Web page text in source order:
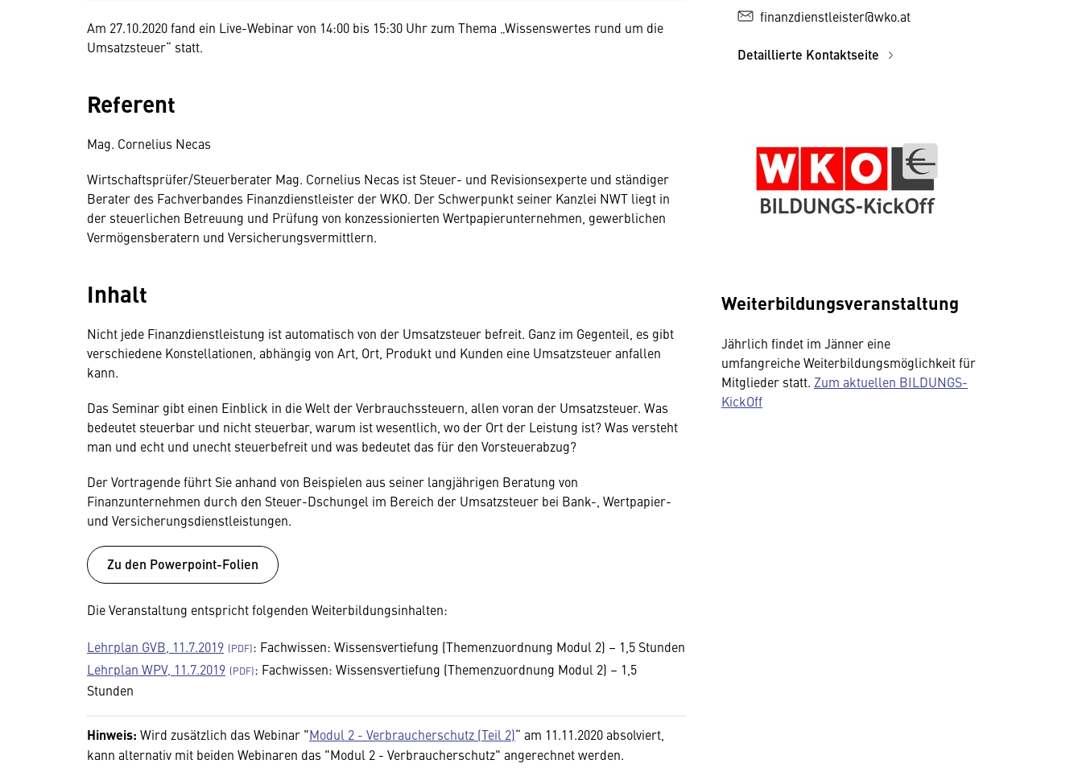
Am 27.10.2020 fand ein Live-Webinar von 14:00 bis 15:30 Uhr zum Thema „Wissenswertes rund um die
Umsatzsteuer“ statt.
Referent
Mag. Cornelius Necas
Wirtschaftsprüfer/Steuerberater Mag. Cornelius Necas ist Steuer- und Revisionsexperte und ständiger
Berater des Fachverbandes Finanzdienstleister der WKO. Der Schwerpunkt seiner Kanzlei NWT liegt in
der steuerlichen Betreuung und Prüfung von konzessionierten Wertpapierunternehmen, gewerblichen
Vermögensberatern und Versicherungsvermittlern.
Inhalt
Nicht jede Finanzdienstleistung ist automatisch von der Umsatzsteuer befreit. Ganz im Gegenteil, es gibt
verschiedene Konstellationen, abhängig von Art, Ort, Produkt und Kunden eine Umsatzsteuer anfallen
kann.
Das Seminar gibt einen Einblick in die Welt der Verbrauchssteuern, allen voran der Umsatzsteuer. Was
bedeutet steuerbar und nicht steuerbar, warum ist wesentlich, wo der Ort der Leistung ist? Was versteht
man und echt und unecht steuerbefreit und was bedeutet das für den Vorsteuerabzug?
Der Vortragende führt Sie anhand von Beispielen aus seiner langjährigen Beratung von
Finanzunternehmen durch den Steuer-Dschungel im Bereich der Umsatzsteuer bei Bank-, Wertpapier-
und Versicherungsdienstleistungen.
Zu den Powerpoint-Folien
Die Veranstaltung entspricht folgenden Weiterbildungsinhalten:
Lehrplan GVB, 11.7.2019
: Fachwissen: Wissensvertiefung (Themenzuordnung Modul 2) – 1,5 Stunden
Lehrplan WPV, 11.7.2019
: Fachwissen: Wissensvertiefung (Themenzuordnung Modul 2) – 1,5
Stunden
Hinweis: Wird zusätzlich das Webinar "Modul 2 - Verbraucherschutz (Teil 2)“ am 11.11.2020 absolviert,
kann alternativ mit beiden Webinaren das "Modul 2 - Verbraucherschutz" angerechnet werden.
finanzdienstleister@wko.at
Detaillierte Kontaktseite
Weiterbildungsveranstaltung
Jährlich findet im Jänner eine
umfangreiche Weiterbildungsmöglichkeit für
Mitglieder statt. Zum aktuellen BILDUNGS-
KickOff